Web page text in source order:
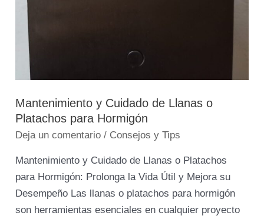
Mantenimiento y Cuidado de Llanas o
Platachos para Hormigón
Deja un comentario / Consejos y Tips
Mantenimiento y Cuidado de Llanas o Platachos
para Hormigón: Prolonga la Vida Útil y Mejora su
Desempeño Las llanas o platachos para hormigón
son herramientas esenciales en cualquier proyecto